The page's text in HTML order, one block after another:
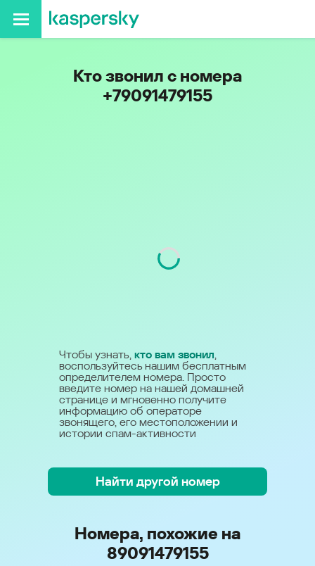
Кто звонил с номера
+79091479155
Чтобы узнать, кто вам звонил,
воспользуйтесь нашим бесплатным
определителем номера. Просто
введите номер на нашей домашней
странице и мгновенно получите
информацию об операторе
звонящего, его местоположении и
истории спам-активности
Найти другой номер
Номера, похожие на
89091479155